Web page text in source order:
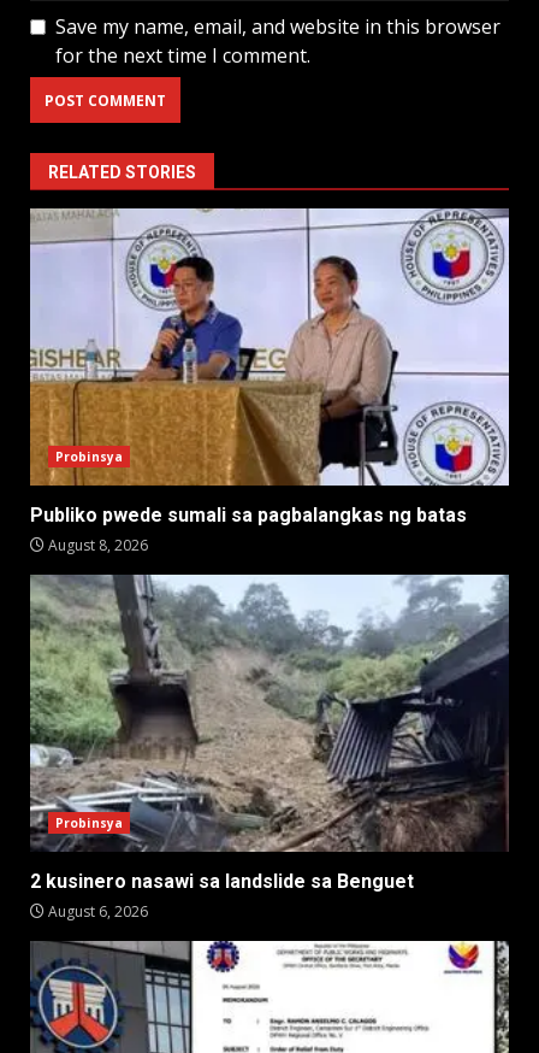
Save my name, email, and website in this browser
for the next time I comment.
RELATED STORIES
Probinsya
Publiko pwede sumali sa pagbalangkas ng batas
August 8, 2026
Probinsya
2 kusinero nasawi sa landslide sa Benguet
August 6, 2026